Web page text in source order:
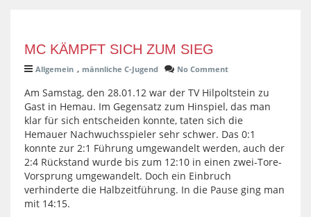
MC KÄMPFT SICH ZUM SIEG
Allgemein , männliche C-Jugend No Comment
Am Samstag, den 28.01.12 war der TV Hilpoltstein zu
Gast in Hemau. Im Gegensatz zum Hinspiel, das man
klar für sich entscheiden konnte, taten sich die
Hemauer Nachwuchsspieler sehr schwer. Das 0:1
konnte zur 2:1 Führung umgewandelt werden, auch der
2:4 Rückstand wurde bis zum 12:10 in einen zwei-Tore-
Vorsprung umgewandelt. Doch ein Einbruch
verhinderte die Halbzeitführung. In die Pause ging man
mit 14:15.